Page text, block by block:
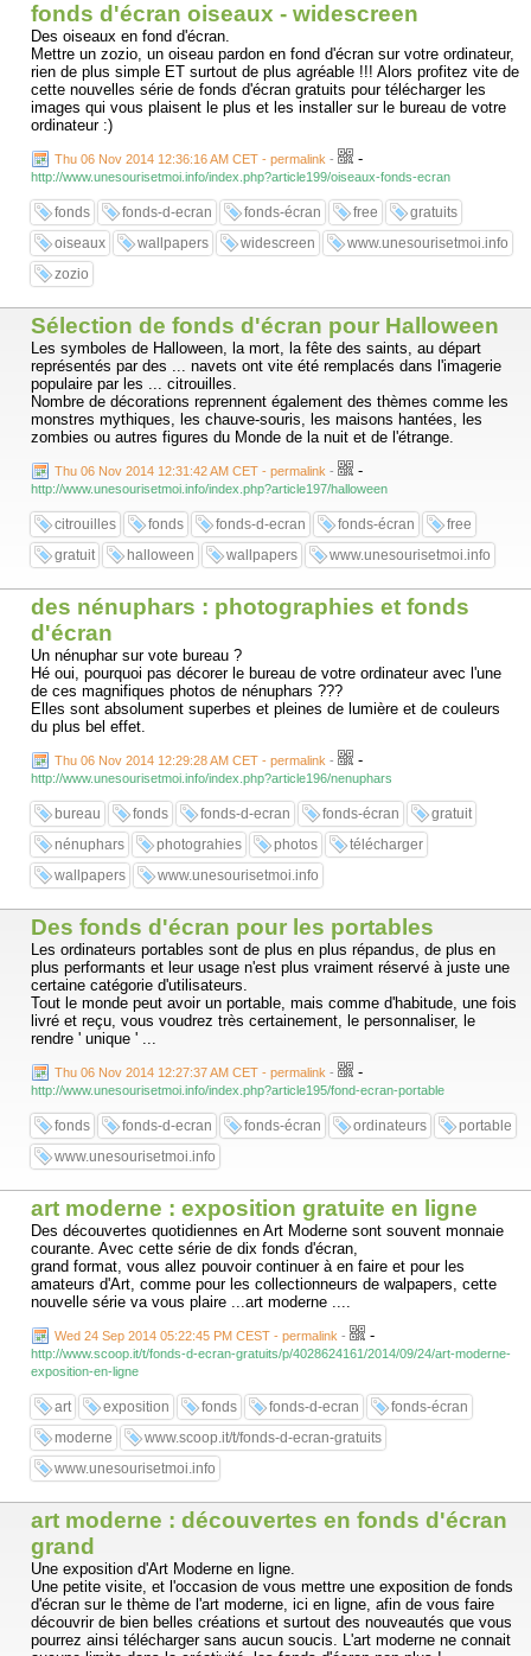
fonds d'écran oiseaux - widescreen
Des oiseaux en fond d'écran.
Mettre un zozio, un oiseau pardon en fond d'écran sur votre ordinateur,
rien de plus simple ET surtout de plus agréable !!! Alors profitez vite de
cette nouvelles série de fonds d'écran gratuits pour télécharger les
images qui vous plaisent le plus et les installer sur le bureau de votre
ordinateur :)
Thu 06 Nov 2014 12:36:16 AM CET - permalink - -
http://www.unesourisetmoi.info/index.php?article199/oiseaux-fonds-ecran
fonds fonds-d-ecran fonds-écran free
gratuits
oiseaux
wallpapers widescreen
www.unesourisetmoi.info
zozio
Sélection de fonds d'écran pour Halloween
Les symboles de Halloween, la mort, la fête des saints, au départ
représentés par des ... navets ont vite été remplacés dans l'imagerie
populaire par les ... citrouilles.
Nombre de décorations reprennent également des thèmes comme les
monstres mythiques, les chauve-souris, les maisons hantées, les
zombies ou autres figures du Monde de la nuit et de l'étrange.
Thu 06 Nov 2014 12:31:42 AM CET - permalink - -
http://www.unesourisetmoi.info/index.php?article197/halloween
citrouilles fonds fonds-d-ecran fonds-écran
free
gratuit
halloween wallpapers www.unesourisetmoi.info
des nénuphars : photographies et fonds
d'écran
Un nénuphar sur vote bureau ?
Hé oui, pourquoi pas décorer le bureau de votre ordinateur avec l'une
de ces magnifiques photos de nénuphars ???
Elles sont absolument superbes et pleines de lumière et de couleurs
du plus bel effet.
Thu 06 Nov 2014 12:29:28 AM CET - permalink - -
http://www.unesourisetmoi.info/index.php?article196/nenuphars
bureau fonds fonds-d-ecran fonds-écran
gratuit
nénuphars
photograhies photos
télécharger
wallpapers
www.unesourisetmoi.info
Des fonds d'écran pour les portables
Les ordinateurs portables sont de plus en plus répandus, de plus en
plus performants et leur usage n'est plus vraiment réservé à juste une
certaine catégorie d'utilisateurs.
Tout le monde peut avoir un portable, mais comme d'habitude, une fois
livré et reçu, vous voudrez très certainement, le personnaliser, le
rendre ' unique ' ...
Thu 06 Nov 2014 12:27:37 AM CET - permalink - -
http://www.unesourisetmoi.info/index.php?article195/fond-ecran-portable
fonds fonds-d-ecran fonds-écran ordinateurs
portable
www.unesourisetmoi.info
art moderne : exposition gratuite en ligne
Des découvertes quotidiennes en Art Moderne sont souvent monnaie
courante. Avec cette série de dix fonds d'écran,
grand format, vous allez pouvoir continuer à en faire et pour les
amateurs d'Art, comme pour les collectionneurs de walpapers, cette
nouvelle série va vous plaire ...art moderne ....
Wed 24 Sep 2014 05:22:45 PM CEST - permalink - -
http://www.scoop.it/t/fonds-d-ecran-gratuits/p/4028624161/2014/09/24/art-moderne-
exposition-en-ligne
art exposition fonds fonds-d-ecran
fonds-écran
moderne
www.scoop.it/t/fonds-d-ecran-gratuits
www.unesourisetmoi.info
art moderne : découvertes en fonds d'écran
grand
Une exposition d'Art Moderne en ligne.
Une petite visite, et l'occasion de vous mettre une exposition de fonds
d'écran sur le thème de l'art moderne, ici en ligne, afin de vous faire
découvrir de bien belles créations et surtout des nouveautés que vous
pourrez ainsi télécharger sans aucun soucis. L'art moderne ne connait